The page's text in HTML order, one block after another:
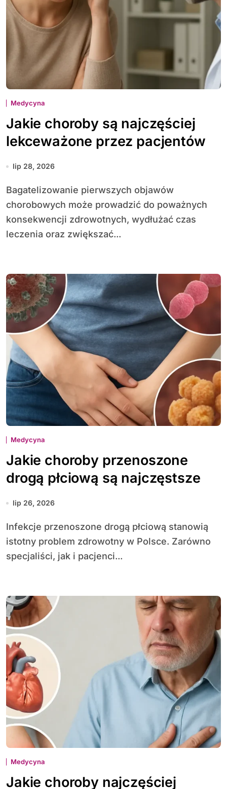
Medycyna
Jakie choroby są najczęściej
lekceważone przez pacjentów
lip 28, 2026
Bagatelizowanie pierwszych objawów
chorobowych może prowadzić do poważnych
konsekwencji zdrowotnych, wydłużać czas
leczenia oraz zwiększać...
Medycyna
Jakie choroby przenoszone
drogą płciową są najczęstsze
lip 26, 2026
Infekcje przenoszone drogą płciową stanowią
istotny problem zdrowotny w Polsce. Zarówno
specjaliści, jak i pacjenci...
Medycyna
Jakie choroby najczęściej